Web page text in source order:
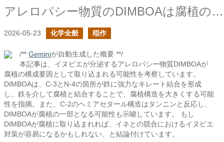
アレロパシー物質のDIMBOAは腐植の構成要因として取り込まれるか？
2026-05-23 化学全般 稲作
/** Geminiが自動生成した概要 **/
本記事は、イヌビエが分泌するアレロパシー物質DIMBOAが
腐植の構成要因として取り込まれる可能性を考察しています。
DIMBOAは、C-3とN-4の箇所が鉄に強力なキレート結合を形成
し、鉄を介して腐植と結合することで、腐植構造を大きくする可能
性を指摘。また、C-2のヘミアセタール構造はタンニンと反応し、
DIMBOAが腐植の一部となる可能性も示唆しています。 もし
DIMBOAが腐植に取り込まれれば、イネとの競合におけるイヌビエ
対策が容易になるかもしれない、と結論付けています。